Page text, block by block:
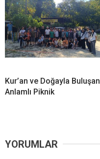
Kur’an ve Doğayla Buluşan
Anlamlı Piknik
YORUMLAR